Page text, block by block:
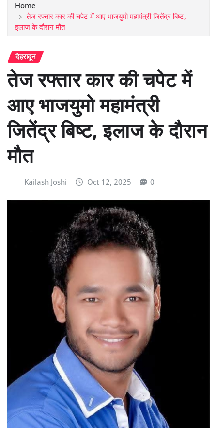
Home
तेज रफ्तार कार की चपेट में आए भाजयुमो महामंत्री जितेंद्र बिष्ट,
इलाज के दौरान मौत
देहरादून
तेज रफ्तार कार की चपेट में
आए भाजयुमो महामंत्री
जितेंद्र बिष्ट, इलाज के दौरान
मौत
Kailash Joshi Oct 12, 2025 0